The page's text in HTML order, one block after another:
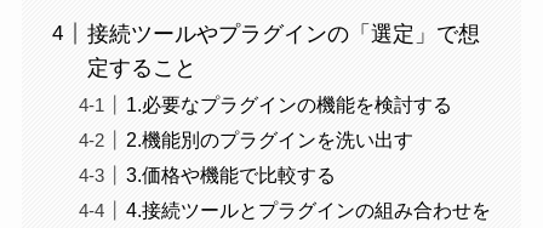
接続ツールやプラグインの「選定」で想
定すること
1.必要なプラグインの機能を検討する
2.機能別のプラグインを洗い出す
3.価格や機能で比較する
4.接続ツールとプラグインの組み合わせを